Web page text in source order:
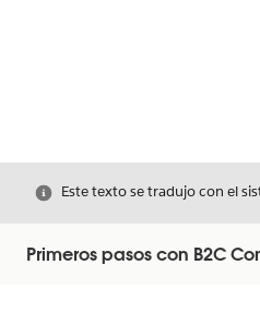
Cerrar
Este texto se tradujo con el
Primeros pasos con B2C